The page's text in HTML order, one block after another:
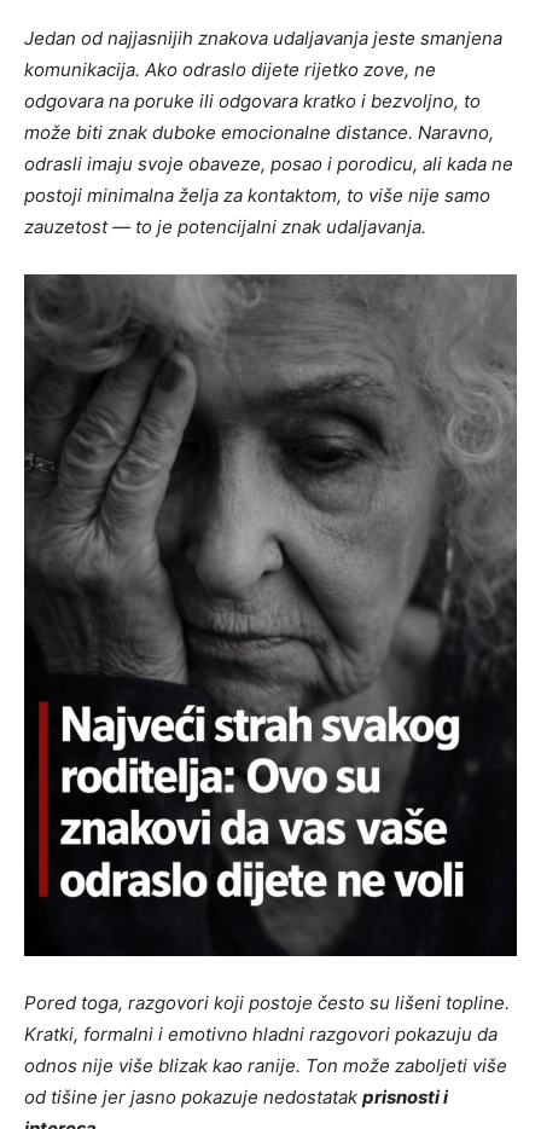
Jedan od najjasnijih znakova udaljavanja jeste smanjena
komunikacija. Ako odraslo dijete rijetko zove, ne
odgovara na poruke ili odgovara kratko i bezvoljno, to
može biti znak duboke emocionalne distance. Naravno,
odrasli imaju svoje obaveze, posao i porodicu, ali kada ne
postoji minimalna želja za kontaktom, to više nije samo
zauzetost — to je potencijalni znak udaljavanja.
Pored toga, razgovori koji postoje često su lišeni topline.
Kratki, formalni i emotivno hladni razgovori pokazuju da
odnos nije više blizak kao ranije. Ton može zaboljeti više
od tišine jer jasno pokazuje nedostatak prisnosti i